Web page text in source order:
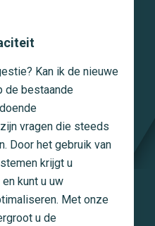
Kan ik de nieuwe
de bestaande
vragen die steeds
Door het gebruik van
krijgt u
kunt u uw
Met onze
u de